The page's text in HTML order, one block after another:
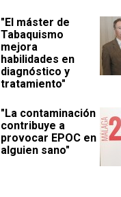
"El máster de
Tabaquismo
mejora
habilidades en
diagnóstico y
tratamiento"
"La contaminación
contribuye a
provocar EPOC en
alguien sano"